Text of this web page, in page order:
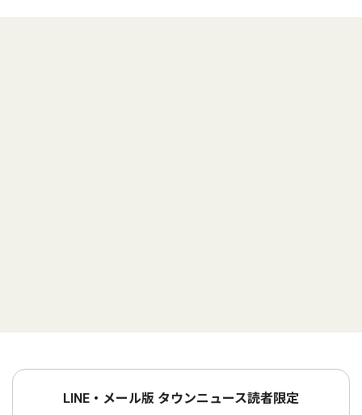
LINE・メール版 タウンニュース読者限定